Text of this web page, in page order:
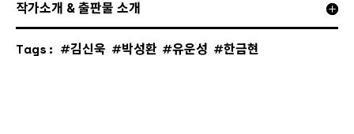
작가소개 & 출판물 소개
Tags: 김신욱 박성환 유운성 한금현